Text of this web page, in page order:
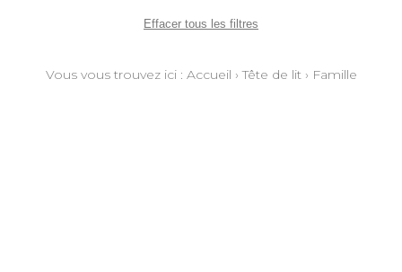
Effacer tous les filtres
Vous vous trouvez ici : Accueil ›Tête de lit› Famille